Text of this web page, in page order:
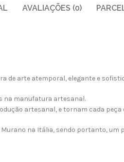
AVALIAÇÕES (0)
de arte atemporal, elegante e
na manufatura artesanal.
artesanal, e tornam cada peça
na Itália, sendo portanto,